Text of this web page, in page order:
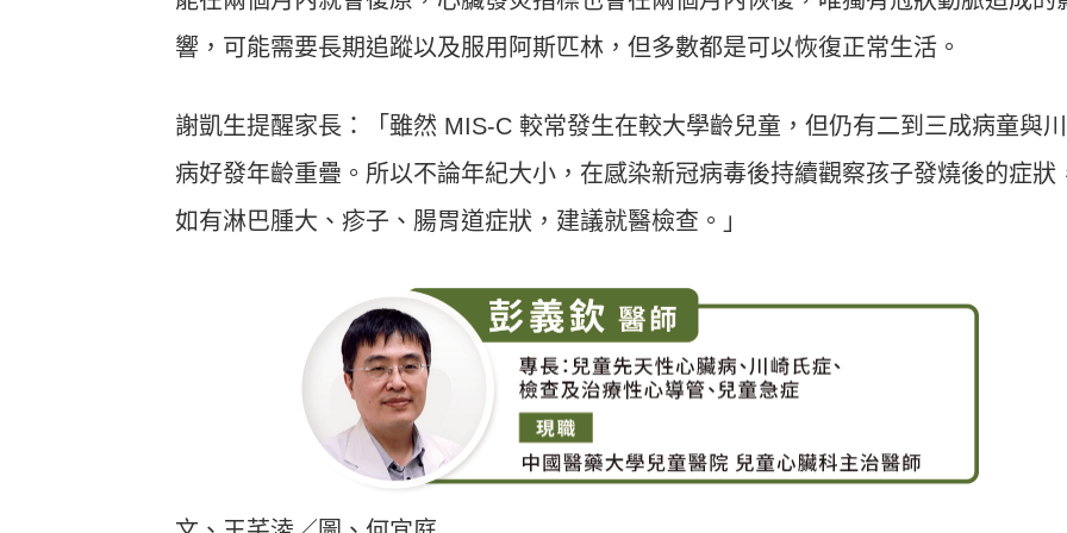
響，可能需要長期追蹤以及服用阿斯匹林，但多數都是可以恢復正常生活。
謝凱生提醒家長：「雖然 MIS-C 較常發生在較大學齡兒童，但仍有二到三成病童與
病好發年齡重疊。所以不論年紀大小，在感染新冠病毒後持續觀察孩子發燒後的症狀
如有淋巴腫大、疹子、腸胃道症狀，建議就醫檢查。」